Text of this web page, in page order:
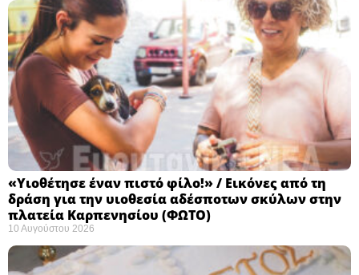
«Υιοθέτησε έναν πιστό φίλο!» / Εικόνες από τη
δράση για την υιοθεσία αδέσποτων σκύλων στην
πλατεία Καρπενησίου (ΦΩΤΟ)
10 Αυγούστου 2026